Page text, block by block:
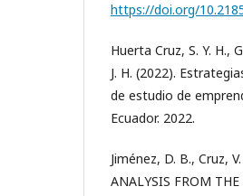
https://doi.org/
Huerta Cruz, S. Y. H.,
J. H. (2022).
de estudio de
Ecuador. 2022.
Jiménez, D. B., Cruz,
ANALYSIS FROM